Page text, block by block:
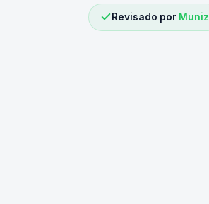
Revisado por Muniz